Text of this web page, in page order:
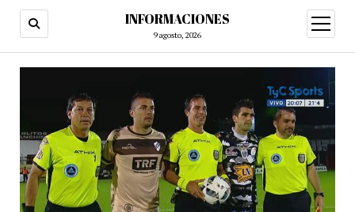
INFORMACIONES
9 agosto, 2026
abrir
menú